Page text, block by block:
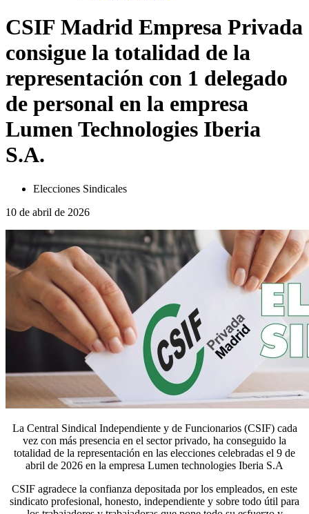
CSIF Madrid Empresa Privada
consigue la totalidad de la
representación con 1 delegado
de personal en la empresa
Lumen Technologies Iberia
S.A.
Elecciones Sindicales
10 de abril de 2026
La Central Sindical Independiente y de Funcionarios (CSIF) cada
vez con más presencia en el sector privado, ha conseguido la
totalidad de la representación en las elecciones celebradas el 9 de
abril de 2026 en la empresa Lumen technologies Iberia S.A
CSIF agradece la confianza depositada por los empleados, en este
sindicato profesional, honesto, independiente y sobre todo útil para